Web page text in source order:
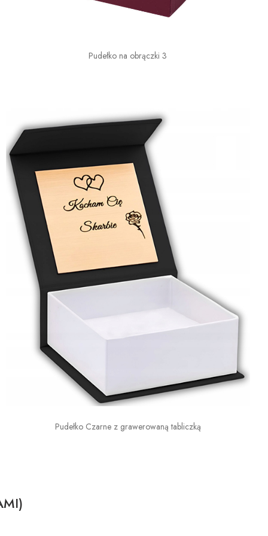
Pudełko na obrączki 3
Pudełko Czarne z grawerowaną tabliczką